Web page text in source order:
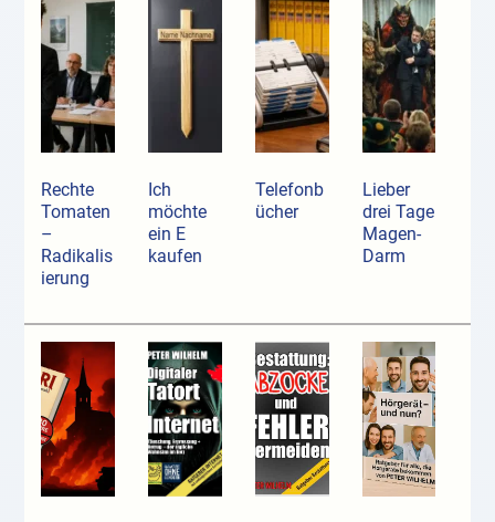
Rechte
Tomaten
–
Radikalis
ierung
Ich
möchte
ein E
kaufen
Telefonb
ücher
Lieber
drei Tage
Magen-
Darm